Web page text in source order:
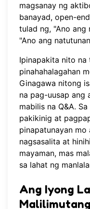
magsanay ng
banayad, open-
tulad ng, "Ano ang
"Ano ang
Ipinapakita nito na
pinahahalagahan
Ginagawa nitong
na pag-uusap ang
mabilis na Q&A.
pakikinig at
pinapatunayan mo
nagsasalita at
mayaman, mas
sa lahat ng
Ang Iyong